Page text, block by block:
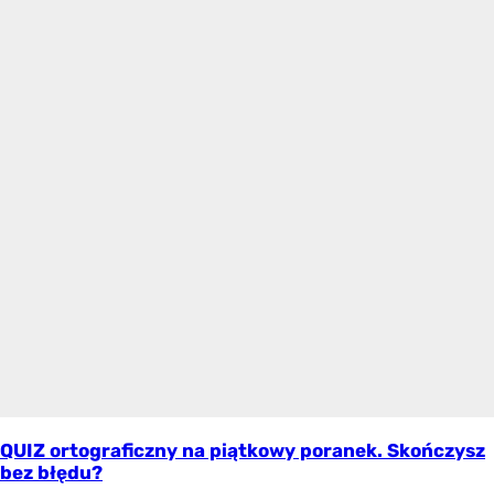
QUIZ ortograficzny na piątkowy poranek. Skończysz
bez błędu?